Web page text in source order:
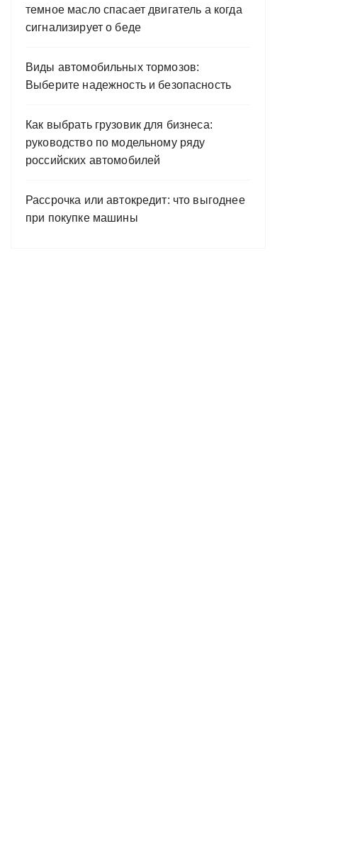
темное масло спасает двигатель а когда
сигнализирует о беде
Виды автомобильных тормозов:
Выберите надежность и безопасность
Как выбрать грузовик для бизнеса:
руководство по модельному ряду
российских автомобилей
Рассрочка или автокредит: что выгоднее
при покупке машины